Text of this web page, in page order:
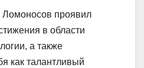
проявил
в области
а также
как талантливый